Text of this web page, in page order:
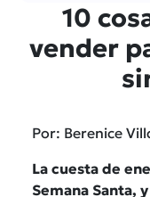
10
vender
Por: Berenice
La cuesta de
Semana Santa,